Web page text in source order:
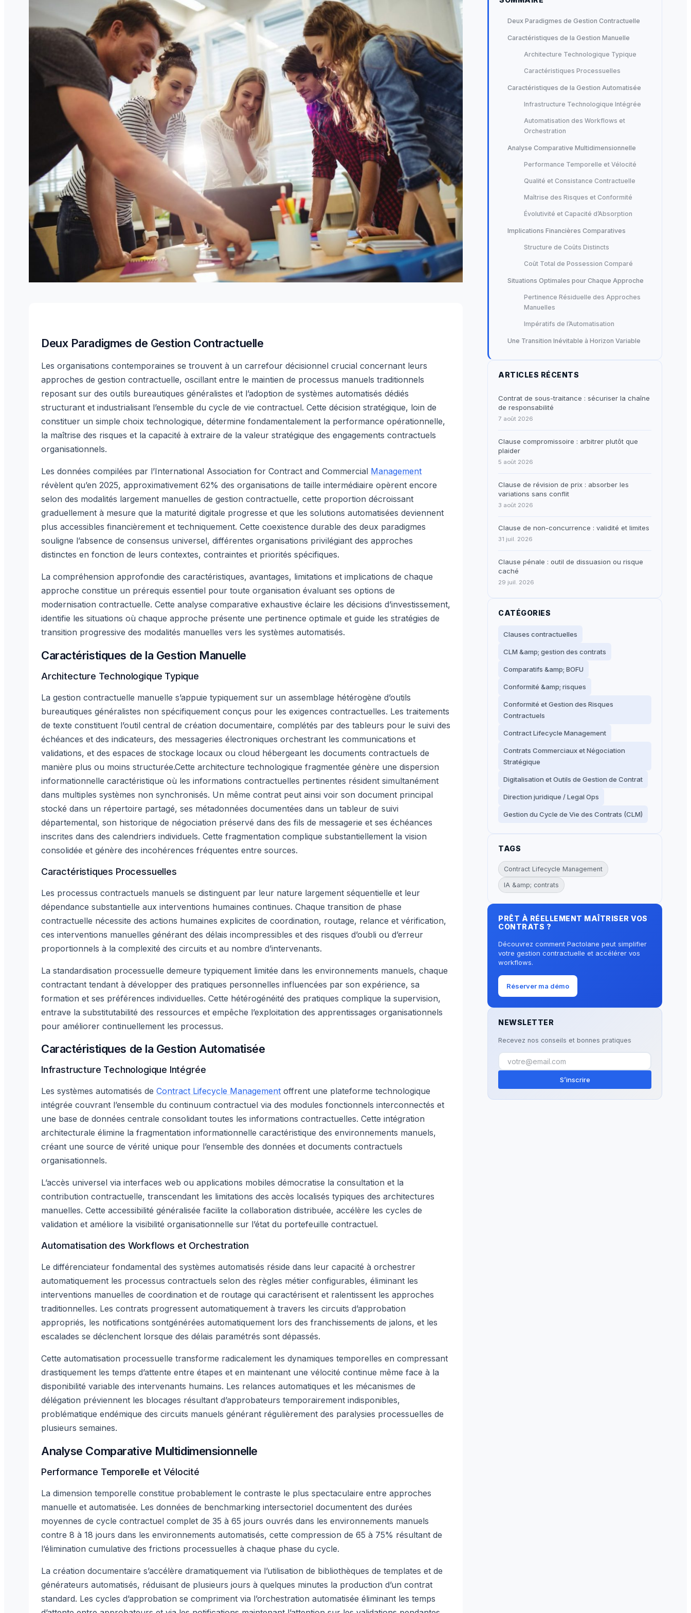
Deux Paradigmes de Gestion Contractuelle
Les organisations contemporaines se trouvent à un carrefour décisionnel crucial concernant leurs
approches de gestion contractuelle, oscillant entre le maintien de processus manuels traditionnels
reposant sur des outils bureautiques généralistes et l’adoption de systèmes automatisés dédiés
structurant et industrialisant l’ensemble du cycle de vie contractuel. Cette décision stratégique, loin de
constituer un simple choix technologique, détermine fondamentalement la performance opérationnelle,
la maîtrise des risques et la capacité à extraire de la valeur stratégique des engagements contractuels
organisationnels.
Les données compilées par l’International Association for Contract and Commercial Management
révèlent qu’en 2025, approximativement 62% des organisations de taille intermédiaire opèrent encore
selon des modalités largement manuelles de gestion contractuelle, cette proportion décroissant
graduellement à mesure que la maturité digitale progresse et que les solutions automatisées deviennent
plus accessibles financièrement et techniquement. Cette coexistence durable des deux paradigmes
souligne l’absence de consensus universel, différentes organisations privilégiant des approches
distinctes en fonction de leurs contextes, contraintes et priorités spécifiques.
La compréhension approfondie des caractéristiques, avantages, limitations et implications de chaque
approche constitue un prérequis essentiel pour toute organisation évaluant ses options de
modernisation contractuelle. Cette analyse comparative exhaustive éclaire les décisions d’investissement,
identifie les situations où chaque approche présente une pertinence optimale et guide les stratégies de
transition progressive des modalités manuelles vers les systèmes automatisés.
Caractéristiques de la Gestion Manuelle
Architecture Technologique Typique
La gestion contractuelle manuelle s’appuie typiquement sur un assemblage hétérogène d’outils
bureautiques généralistes non spécifiquement conçus pour les exigences contractuelles. Les traitements
de texte constituent l’outil central de création documentaire, complétés par des tableurs pour le suivi des
échéances et des indicateurs, des messageries électroniques orchestrant les communications et
validations, et des espaces de stockage locaux ou cloud hébergeant les documents contractuels de
manière plus ou moins structurée.Cette architecture technologique fragmentée génère une dispersion
informationnelle caractéristique où les informations contractuelles pertinentes résident simultanément
dans multiples systèmes non synchronisés. Un même contrat peut ainsi voir son document principal
stocké dans un répertoire partagé, ses métadonnées documentées dans un tableur de suivi
départemental, son historique de négociation préservé dans des fils de messagerie et ses échéances
inscrites dans des calendriers individuels. Cette fragmentation complique substantiellement la vision
consolidée et génère des incohérences fréquentes entre sources.
Caractéristiques Processuelles
Les processus contractuels manuels se distinguent par leur nature largement séquentielle et leur
dépendance substantielle aux interventions humaines continues. Chaque transition de phase
contractuelle nécessite des actions humaines explicites de coordination, routage, relance et vérification,
ces interventions manuelles générant des délais incompressibles et des risques d’oubli ou d’erreur
proportionnels à la complexité des circuits et au nombre d’intervenants.
La standardisation processuelle demeure typiquement limitée dans les environnements manuels, chaque
contractant tendant à développer des pratiques personnelles influencées par son expérience, sa
formation et ses préférences individuelles. Cette hétérogénéité des pratiques complique la supervision,
entrave la substitutabilité des ressources et empêche l’exploitation des apprentissages organisationnels
pour améliorer continuellement les processus.
Caractéristiques de la Gestion Automatisée
Infrastructure Technologique Intégrée
Les systèmes automatisés de Contract Lifecycle Management offrent une plateforme technologique
intégrée couvrant l’ensemble du continuum contractuel via des modules fonctionnels interconnectés et
une base de données centrale consolidant toutes les informations contractuelles. Cette intégration
architecturale élimine la fragmentation informationnelle caractéristique des environnements manuels,
créant une source de vérité unique pour l’ensemble des données et documents contractuels
organisationnels.
L’accès universel via interfaces web ou applications mobiles démocratise la consultation et la
contribution contractuelle, transcendant les limitations des accès localisés typiques des architectures
manuelles. Cette accessibilité généralisée facilite la collaboration distribuée, accélère les cycles de
validation et améliore la visibilité organisationnelle sur l’état du portefeuille contractuel.
Automatisation des Workflows et Orchestration
Le différenciateur fondamental des systèmes automatisés réside dans leur capacité à orchestrer
automatiquement les processus contractuels selon des règles métier configurables, éliminant les
interventions manuelles de coordination et de routage qui caractérisent et ralentissent les approches
traditionnelles. Les contrats progressent automatiquement à travers les circuits d’approbation
appropriés, les notifications sontgénérées automatiquement lors des franchissements de jalons, et les
escalades se déclenchent lorsque des délais paramétrés sont dépassés.
Cette automatisation processuelle transforme radicalement les dynamiques temporelles en compressant
drastiquement les temps d’attente entre étapes et en maintenant une vélocité continue même face à la
disponibilité variable des intervenants humains. Les relances automatiques et les mécanismes de
délégation préviennent les blocages résultant d’approbateurs temporairement indisponibles,
problématique endémique des circuits manuels générant régulièrement des paralysies processuelles de
plusieurs semaines.
Analyse Comparative Multidimensionnelle
Performance Temporelle et Vélocité
La dimension temporelle constitue probablement le contraste le plus spectaculaire entre approches
manuelle et automatisée. Les données de benchmarking intersectoriel documentent des durées
moyennes de cycle contractuel complet de 35 à 65 jours ouvrés dans les environnements manuels
contre 8 à 18 jours dans les environnements automatisés, cette compression de 65 à 75% résultant de
l’élimination cumulative des frictions processuelles à chaque phase du cycle.
La création documentaire s’accélère dramatiquement via l’utilisation de bibliothèques de templates et de
générateurs automatisés, réduisant de plusieurs jours à quelques minutes la production d’un contrat
standard. Les cycles d’approbation se compriment via l’orchestration automatisée éliminant les temps
Deux Paradigmes de Gestion Contractuelle
Caractéristiques de la Gestion Manuelle
Architecture Technologique Typique
Caractéristiques Processuelles
Caractéristiques de la Gestion Automatisée
Infrastructure Technologique Intégrée
Automatisation des Workflows et
Orchestration
Analyse Comparative Multidimensionnelle
Performance Temporelle et Vélocité
Qualité et Consistance Contractuelle
Maîtrise des Risques et Conformité
Évolutivité et Capacité d’Absorption
Implications Financières Comparatives
Structure de Coûts Distincts
Coût Total de Possession Comparé
Situations Optimales pour Chaque Approche
Pertinence Résiduelle des Approches
Manuelles
Impératifs de l’Automatisation
Une Transition Inévitable à Horizon Variable
ARTICLES RÉCENTS
Contrat de sous-traitance : sécuriser la chaîne
de responsabilité
7 août 2026
Clause compromissoire : arbitrer plutôt que
plaider
5 août 2026
Clause de révision de prix : absorber les
variations sans conflit
3 août 2026
Clause de non-concurrence : validité et limites
31 juil. 2026
Clause pénale : outil de dissuasion ou risque
caché
29 juil. 2026
CATÉGORIES
Clauses contractuelles
CLM &amp; gestion des contrats
Comparatifs &amp; BOFU
Conformité &amp; risques
Conformité et Gestion des Risques
Contractuels
Contract Lifecycle Management
Contrats Commerciaux et Négociation
Stratégique
Digitalisation et Outils de Gestion de Contrat
Direction juridique / Legal Ops
Gestion du Cycle de Vie des Contrats (CLM)
TAGS
Contract Lifecycle Management
IA &amp; contrats
PRÊT À RÉELLEMENT MAÎTRISER VOS
CONTRATS ?
Découvrez comment Pactolane peut simplifier
votre gestion contractuelle et accélérer vos
workflows.
Réserver ma démo
NEWSLETTER
Recevez nos conseils et bonnes pratiques
S’inscrire